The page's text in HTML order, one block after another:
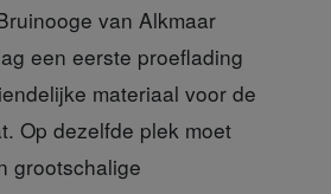
van Alkmaar
een eerste proeflading
materiaal voor de
Op dezelfde plek moet
grootschalige